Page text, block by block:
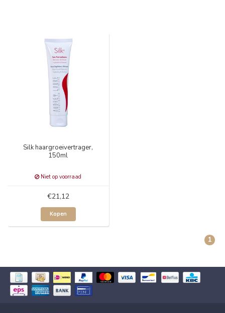
Silk haargroeivertrager,
150ml
Niet op voorraad
€21,12
Kopen
1